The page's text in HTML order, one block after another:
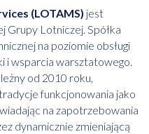
(LOTAMS) jest
Grupy Lotniczej. Spółka
na poziomie obsługi
i wsparcia warsztatowego.
od 2010 roku,
funkcjonowania jako
na zapotrzebowania
dynamicznie zmieniającą